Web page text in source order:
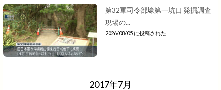
第32軍司令部壕第一坑口 発掘調査
現場の...
2026/08/05 に投稿された
2017年7月